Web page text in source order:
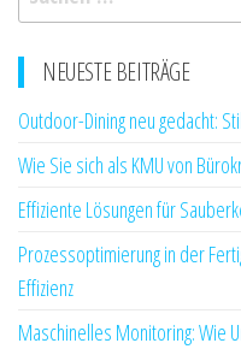
nach:
NEUESTE BEITRÄGE
Outdoor-Dining neu gedacht:
Wie Sie sich als KMU von
Effiziente Lösungen für
Prozessoptimierung in der
Effizienz
Maschinelles Monitoring: Wie